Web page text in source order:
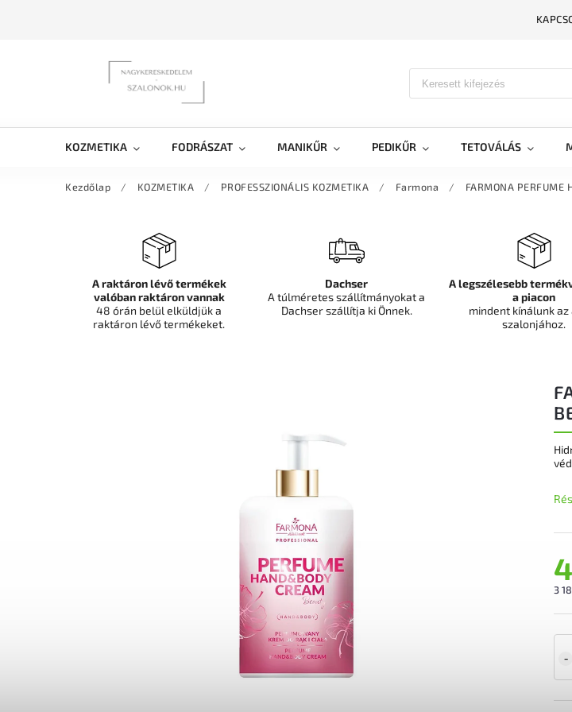
KOZMETIKA FODRÁSZAT MANIKŰR PEDIKŰR TETOVÁLÁS
Kezdőlap / KOZMETIKA / PROFESSZIONÁLIS KOZMETIKA / Farmona / FARMONA
3
A raktáron lévő termékek
valóban raktáron vannak
48 órán belül elküldjük a
raktáron lévő termékeket.
Dachser
A túlméretes szállítmányokat a
Dachser szállítja ki Önnek.
A legszélesebb
a piacon
mindent kínálunk az
szalonjához.